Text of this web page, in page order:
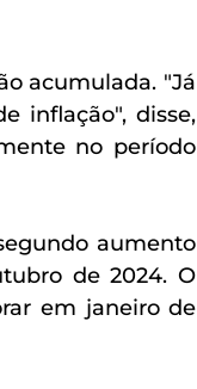
acumulada. "Já
inflação", disse,
no período
aumento
de 2024. O
em janeiro de